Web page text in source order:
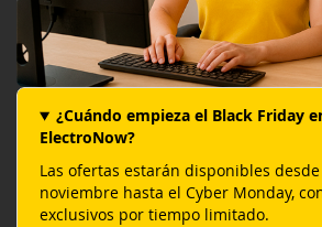
¿Cuándo empieza el Black Friday
ElectroNow?
Las ofertas estarán disponibles
noviembre hasta el Cyber Monday,
exclusivos por tiempo limitado.